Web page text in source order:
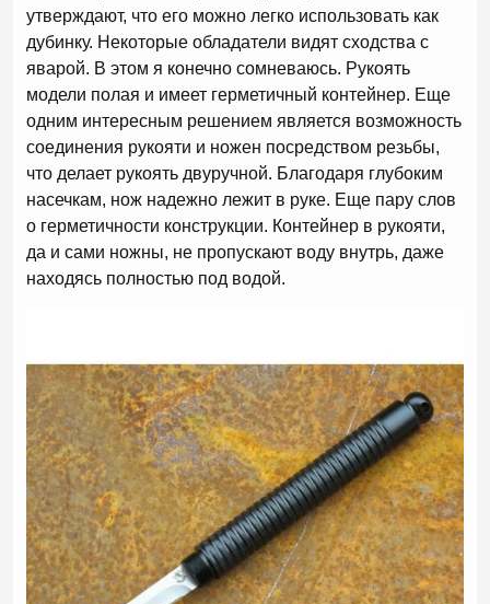
утверждают, что его можно легко использовать как
дубинку. Некоторые обладатели видят сходства с
яварой. В этом я конечно сомневаюсь. Рукоять
модели полая и имеет герметичный контейнер. Еще
одним интересным решением является возможность
соединения рукояти и ножен посредством резьбы,
что делает рукоять двуручной. Благодаря глубоким
насечкам, нож надежно лежит в руке. Еще пару слов
о герметичности конструкции. Контейнер в рукояти,
да и сами ножны, не пропускают воду внутрь, даже
находясь полностью под водой.